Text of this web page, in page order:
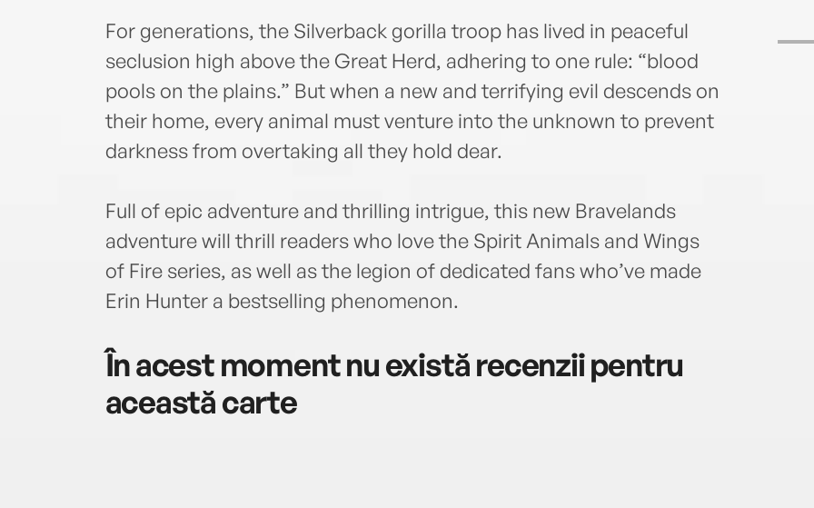
For generations, the Silverback gorilla troop has lived in peaceful
seclusion high above the Great Herd, adhering to one rule: “blood
pools on the plains.” But when a new and terrifying evil descends on
their home, every animal must venture into the unknown to prevent
darkness from overtaking all they hold dear.
Full of epic adventure and thrilling intrigue, this new Bravelands
adventure will thrill readers who love the Spirit Animals and Wings
of Fire series, as well as the legion of dedicated fans who’ve made
Erin Hunter a bestselling phenomenon.
În acest moment nu există recenzii pentru
această carte